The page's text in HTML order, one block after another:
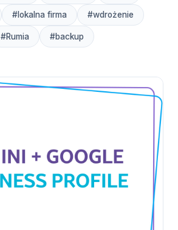
#lokalna firma #wdrożenie
#Rumia #backup